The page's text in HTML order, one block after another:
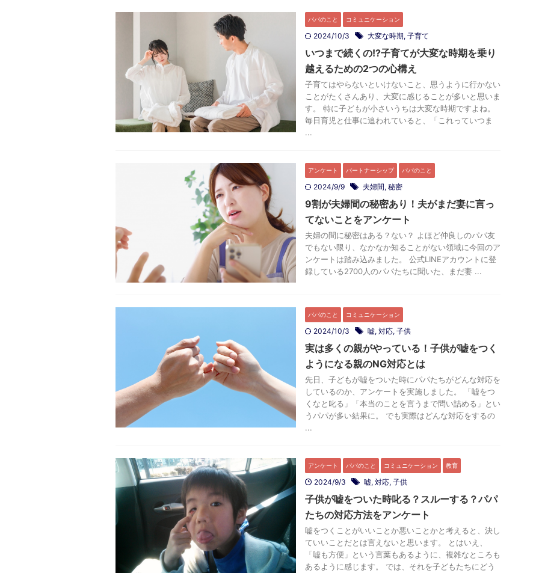
パパのこと コミュニケーション
2024/10/3 大変な時期, 子育て
いつまで続くの!?子育てが大変な時期を乗り
越えるための2つの心構え
子育てはやらないといけないこと、思うように行かない
ことがたくさんあり、大変に感じることが多いと思いま
す。 特に子どもが小さいうちは大変な時期ですよね。
毎日育児と仕事に追われていると、「これっていつま
...
アンケート パートナーシップ パパのこと
2024/9/9 夫婦間, 秘密
9割が夫婦間の秘密あり！夫がまだ妻に言っ
てないことをアンケート
夫婦の間に秘密はある？ない？ よほど仲良しのパパ友
でもない限り、なかなか知ることがない領域に今回のア
ンケートは踏み込みました。 公式LINEアカウントに登
録している2700人のパパたちに聞いた、まだ妻 ...
パパのこと コミュニケーション
2024/10/3 嘘, 対応, 子供
実は多くの親がやっている！子供が嘘をつく
ようになる親のNG対応とは
先日、子どもが嘘をついた時にパパたちがどんな対応を
しているのか、アンケートを実施しました。 「嘘をつ
くなと叱る」「本当のことを言うまで問い詰める」とい
うパパが多い結果に。 でも実際はどんな対応をするの
...
アンケート パパのこと コミュニケーション 教育
2024/9/3 嘘, 対応, 子供
子供が嘘をついた時叱る？スルーする？パパ
たちの対応方法をアンケート
嘘をつくことがいいことか悪いことかと考えると、決し
ていいことだとは言えないと思います。 とはいえ、
「嘘も方便」という言葉もあるように、複雑なところも
あるように感じます。 では、それを子どもたちにどう